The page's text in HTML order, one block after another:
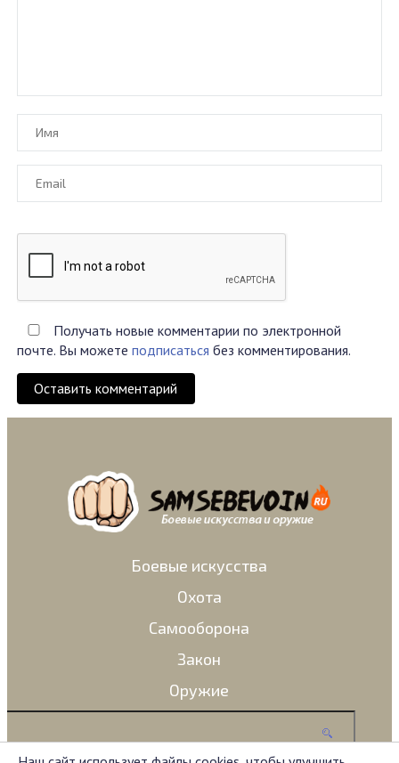
Получать новые комментарии по электронной
почте. Вы можете подписаться без комментирования.
Оставить комментарий
Боевые искусства
Охота
Самооборона
Закон
Оружие